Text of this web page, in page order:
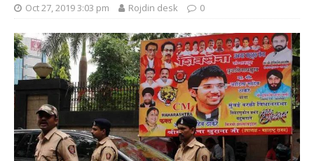
Oct 27, 2019 3:03 pm Rojdin desk 0